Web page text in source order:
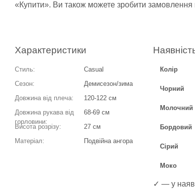
«Купити». Ви також можете зробити
Характеристики
Стиль:
Casual
Сезон:
Демисезон/зима
Довжина від плеча:
120-122 см
Довжина рукава від
горловини:
68-69 см
Висота розрізу:
27 см
Матеріал:
Подвійна ангора
Колір
Чорний
Молочний
Бордовий
Сірий
Моко
✓ — у